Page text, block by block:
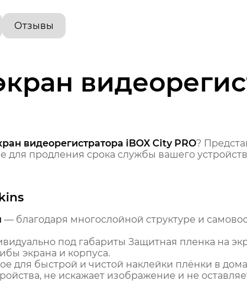
Отзывы
видеорегистратора iBOX City PRO?
продления срока службы вашего
— благодаря многослойной структуре и
под габариты Защитная пленка на
экрана и корпуса.
для быстрой и чистой наклейки плёнки в
не искажает изображение и не